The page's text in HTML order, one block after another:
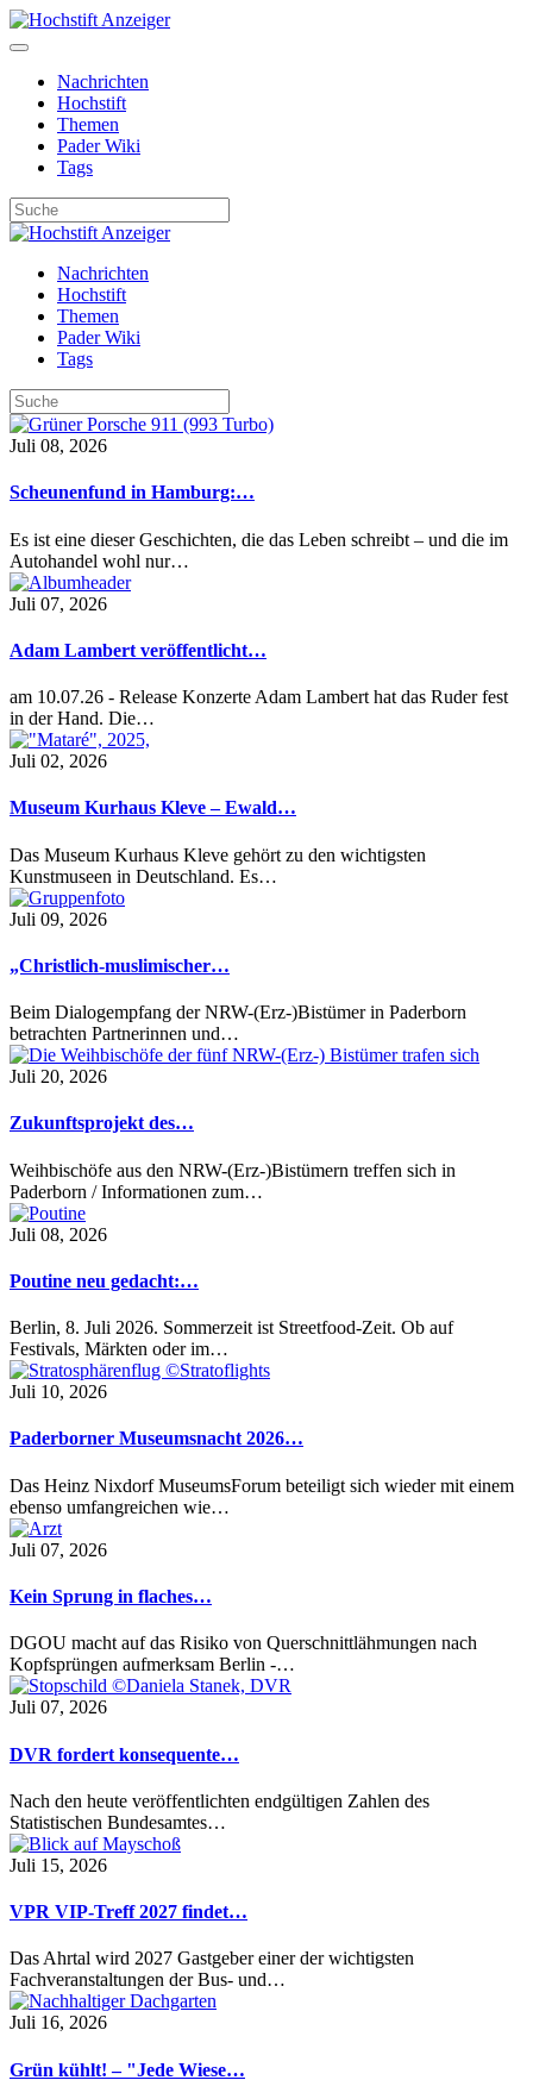
Nachrichten
Hochstift
Themen
Pader Wiki
Tags
Nachrichten
Hochstift
Themen
Pader Wiki
Tags
Juli 08, 2026
Scheunenfund in Hamburg:…
Es ist eine dieser Geschichten, die das Leben schreibt – und die im
Autohandel wohl nur…
Juli 07, 2026
Adam Lambert veröffentlicht…
am 10.07.26 - Release Konzerte Adam Lambert hat das Ruder fest
in der Hand. Die…
Juli 02, 2026
Museum Kurhaus Kleve – Ewald…
Das Museum Kurhaus Kleve gehört zu den wichtigsten
Kunstmuseen in Deutschland. Es…
Juli 09, 2026
„Christlich-muslimischer…
Beim Dialogempfang der NRW-(Erz-)Bistümer in Paderborn
betrachten Partnerinnen und…
Juli 20, 2026
Zukunftsprojekt des…
Weihbischöfe aus den NRW-(Erz-)Bistümern treffen sich in
Paderborn / Informationen zum…
Juli 08, 2026
Poutine neu gedacht:…
Berlin, 8. Juli 2026. Sommerzeit ist Streetfood-Zeit. Ob auf
Festivals, Märkten oder im…
Juli 10, 2026
Paderborner Museumsnacht 2026…
Das Heinz Nixdorf MuseumsForum beteiligt sich wieder mit einem
ebenso umfangreichen wie…
Juli 07, 2026
Kein Sprung in flaches…
DGOU macht auf das Risiko von Querschnittlähmungen nach
Kopfsprüngen aufmerksam Berlin -…
Juli 07, 2026
DVR fordert konsequente…
Nach den heute veröffentlichten endgültigen Zahlen des
Statistischen Bundesamtes…
Juli 15, 2026
VPR VIP-Treff 2027 findet…
Das Ahrtal wird 2027 Gastgeber einer der wichtigsten
Fachveranstaltungen der Bus- und…
Juli 16, 2026
Grün kühlt! – "Jede Wiese…